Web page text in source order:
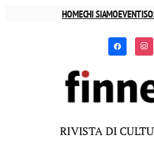
HOMECHI SIAMOEVENTI
facebook
RIVISTA DI